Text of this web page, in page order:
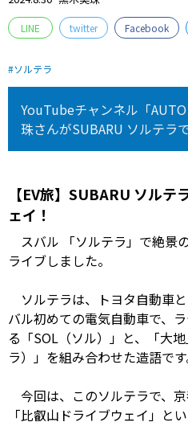
LINE twitter Facebook
ソルテラ
YouTubeチャンネル「
珠さんがSUBARU ソルテラ
【EV旅】SUBARU ソル
ェイ！
スバル 「ソルテラ」で絶景
ライブしました。
ソルテラは、トヨタ自動車
バル初めての電気自動車で、
る「SOL（ソル）」と、「大
ラ）」を組み合わせた造語です
今回は、このソルテラで、
「比叡山ドライブウェイ」と